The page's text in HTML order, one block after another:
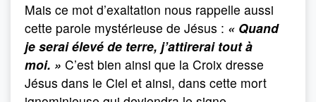
Mais ce mot d’exaltation nous rappelle aussi
cette parole mystérieuse de Jésus : « Quand
je serai élevé de terre, j’attirerai tout à
moi. » C’est bien ainsi que la Croix dresse
Jésus dans le Ciel et ainsi, dans cette mort